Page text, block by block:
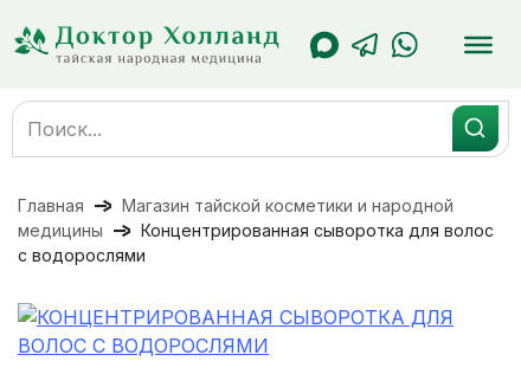
содержанию
Search
for:
Главная
Магазин тайской косметики и народной
медицины
Концентрированная сыворотка для волос
с водорослями